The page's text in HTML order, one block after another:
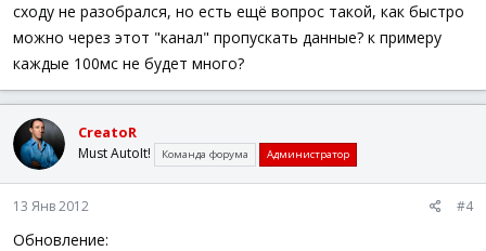
сходу не разобрался, но есть ещё вопрос такой, как быстро
можно через этот "канал" пропускать данные? к примеру
каждые 100мс не будет много?
CreatoR
Must AutoIt! Команда форума Администратор
13 Янв 2012 #4
Обновление: